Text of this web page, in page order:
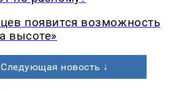
появится возможность
высоте»
Следующая новость ↓